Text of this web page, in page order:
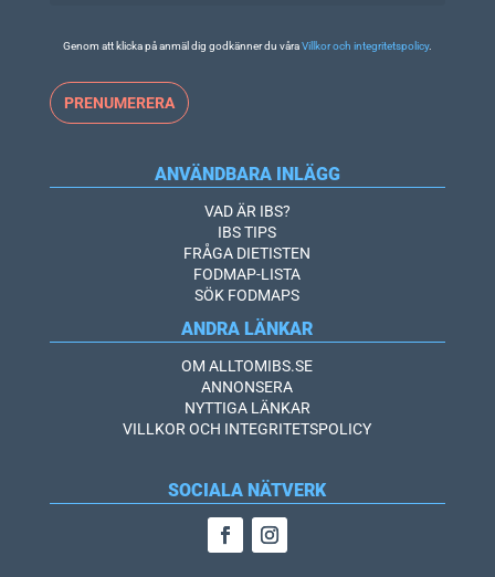
Genom att klicka på anmäl dig godkänner du våraVillkor och integritetspolicy.
ANVÄNDBARA INLÄGG
VAD ÄR IBS?
IBS TIPS
FRÅGA DIETISTEN
FODMAP-LISTA
SÖK FODMAPS
ANDRA LÄNKAR
OM ALLTOMIBS.SE
ANNONSERA
NYTTIGA LÄNKAR
VILLKOR OCH INTEGRITETSPOLICY
SOCIALA NÄTVERK